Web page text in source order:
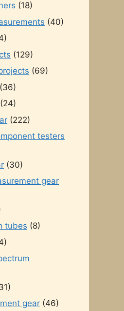
(18)
(40)
(129)
(69)
(36)
(24)
(222)
testers
(30)
gear
tubes (8)
gear (46)